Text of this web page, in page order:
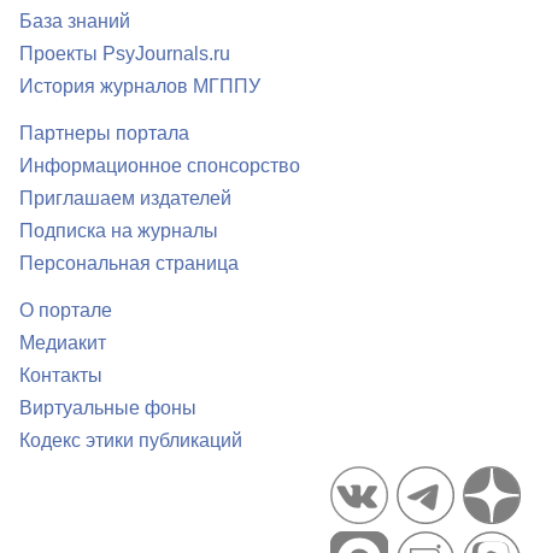
База знаний
Проекты PsyJournals.ru
История журналов МГППУ
Партнеры портала
Информационное спонсорство
Приглашаем издателей
Подписка на журналы
Персональная страница
О портале
Медиакит
Контакты
Виртуальные фоны
Кодекс этики публикаций